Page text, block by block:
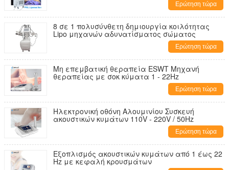
Ερώτηση τώρα
8 σε 1 πολυσύνθετη δημιουργία κοιλότητας
Lipo μηχανών αδυνατίσματος σώματος
Ερώτηση τώρα
Μη επεμβατική θεραπεία ESWT Μηχανή
θεραπείας με σοκ κύματα 1 - 22Hz
Ερώτηση τώρα
Ηλεκτρονική οθόνη Αλουμινίου Συσκευή
ακουστικών κυμάτων 110V - 220V / 50Hz
Ερώτηση τώρα
Εξοπλισμός ακουστικών κυμάτων από 1 έως 22
Hz με κεφαλή κρουσμάτων